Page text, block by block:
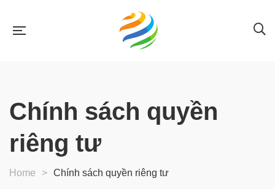
Chính sách quyền
riêng tư
Home > Chính sách quyền riêng tư